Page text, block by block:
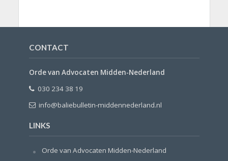
CONTACT
Orde van Advocaten Midden-Nederland
030 234 38 19
info@baliebulletin-middennederland.nl
LINKS
Orde van Advocaten Midden-Nederland